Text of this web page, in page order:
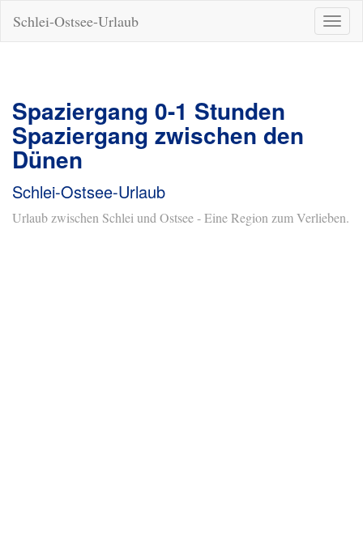
ein-/
Schlei-Ostsee-Urlaub
Spaziergang 0-1 Stunden
Spaziergang zwischen den
Dünen
Schlei-Ostsee-Urlaub
Urlaub zwischen Schlei und Ostsee - Eine Region zum Verlieben.